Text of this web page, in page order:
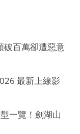
破百萬卻遭惡意
最新上線影
一覽！劍湖山